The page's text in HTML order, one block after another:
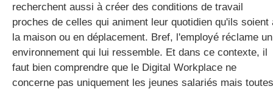
recherchent aussi à créer des conditions de travail
proches de celles qui animent leur quotidien qu'ils soient
la maison ou en déplacement. Bref, l'employé réclame un
environnement qui lui ressemble. Et dans ce contexte, il
faut bien comprendre que le Digital Workplace ne
concerne pas uniquement les jeunes salariés mais toutes